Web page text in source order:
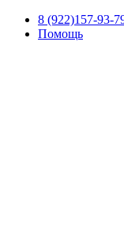
8 (922)157-93-
Помощь